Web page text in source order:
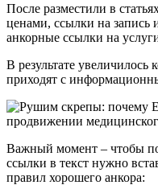
После разместили в
ценами, ссылки на запись
анкорные ссылки на
В результате увеличилось
приходят с
Важный момент – чтобы
ссылки в текст нужно
правил хорошего анкора: